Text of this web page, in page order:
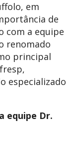
em
de
com a equipe
renomado
principal
especializado
equipe Dr.